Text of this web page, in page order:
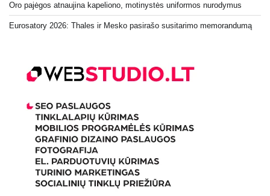
Oro pajėgos atnaujina kapeliono, motinystės uniformos nurodymus
Eurosatory 2026: Thales ir Mesko pasirašo susitarimo memorandumą